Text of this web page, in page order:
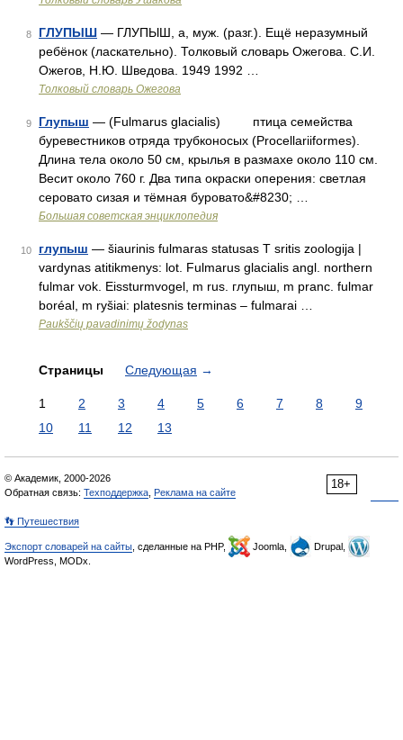
8 ГЛУПЫШ — ГЛУПЫШ, а, муж. (разг.). Ещё неразумный
ребёнок (ласкательно). Толковый словарь Ожегова. С.И.
Ожегов, Н.Ю. Шведова. 1949 1992 …
Толковый словарь Ожегова
9 Глупыш — (Fulmarus glacialis) птица семейства
буревестников отряда трубконосых (Procellariiformes).
Длина тела около 50 см, крылья в размахе около 110 см.
Весит около 760 г. Два типа окраски оперения: светлая
серовато сизая и тёмная буровато&#8230; …
Большая советская энциклопедия
10 глупыш — šiaurinis fulmaras statusas T sritis zoologija |
vardynas atitikmenys: lot. Fulmarus glacialis angl. northern
fulmar vok. Eissturmvogel, m rus. глупыш, m pranc. fulmar
boréal, m ryšiai: platesnis terminas – fulmarai …
Paukščių pavadinimų žodynas
Страницы Следующая →
1 2 3 4 5 6 7 8
9
10
11 12 13
18+
© Академик, 2000-2026
Обратная связь: Техподдержка Реклама на сайте
👣 Путешествия
Экспорт словарей на сайты , сделанные на PHP, Joomla,
Drupal,
WordPress, MODx.